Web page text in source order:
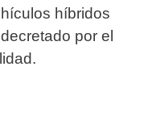
híbridos
por el